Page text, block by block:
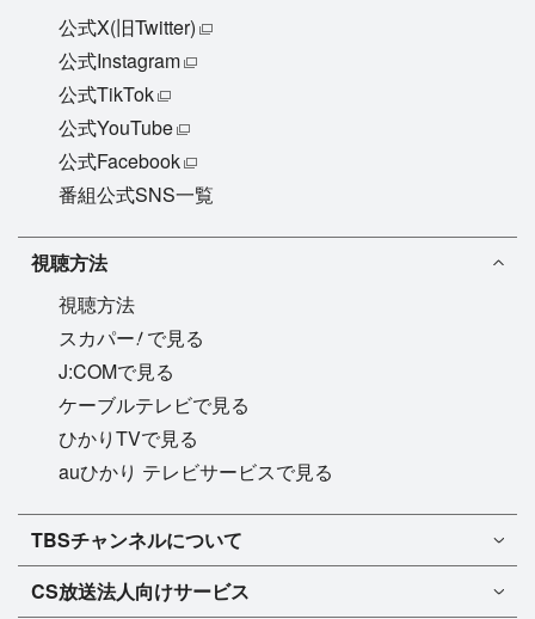
公式X(旧Twitter)
公式Instagram
公式TikTok
公式YouTube
公式Facebook
番組公式SNS一覧
視聴方法
視聴方法
スカパー!で見る
J:COMで見る
ケーブルテレビで見る
ひかりTVで見る
auひかり テレビサービスで見る
TBSチャンネル1
TBSチャンネル2
マンスリーガイド［PDF］
TBSチャンネルについて
TBSチャンネルについて
CS放送法人向けサービス